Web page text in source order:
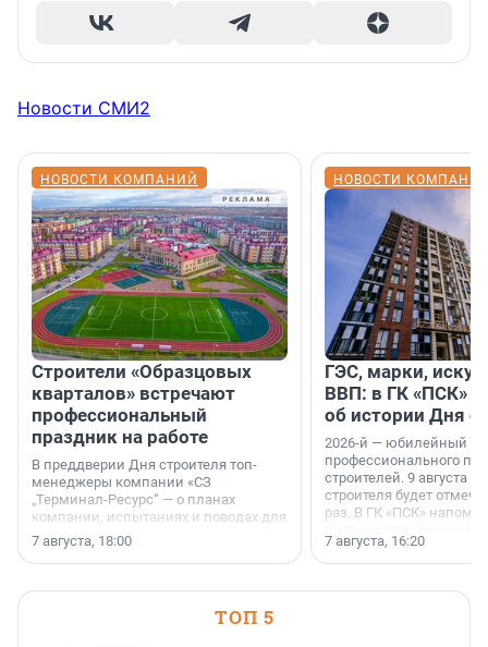
Новости СМИ2
НОВОСТИ КОМПАНИЙ
Строители «Образцовых
кварталов» встречают
профессиональный
праздник на работе
В преддверии Дня строителя топ-
менеджеры компании «СЗ
„Терминал-Ресурс“ — о планах
компании, испытаниях и поводах для
осторожного оптимизма.
7 августа, 18:00
НОВОСТИ
ГЭС, марки,
ВВП: в ГК «ПСК»
об истории Дня
2026-й — юбилейный
профессионального
строителей. 9 августа
строителя будет
раз. В ГК «ПСК»
поменялась роль
7 августа, 16:20
ТОП 5